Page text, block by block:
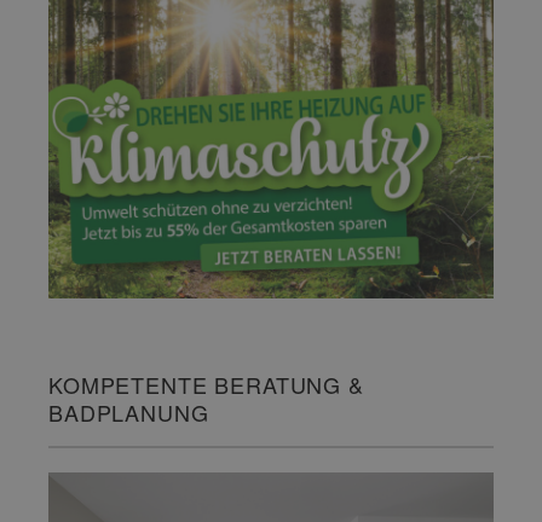
KOMPETENTE BERATUNG &
BADPLANUNG